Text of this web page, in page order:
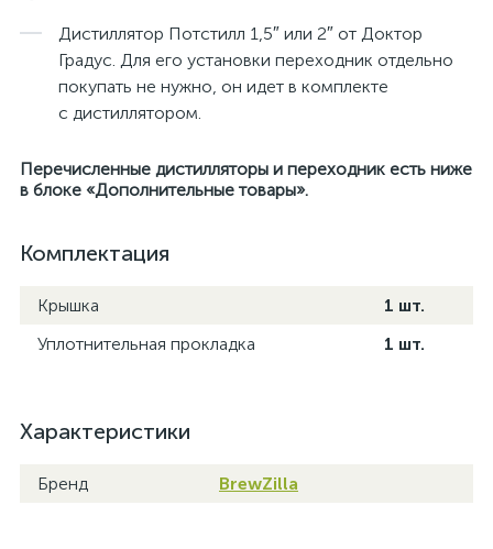
Дистиллятор Потстилл 1,5″ или 2″ от Доктор
Градус. Для его установки переходник отдельно
покупать не нужно, он идет в комплекте
с дистиллятором.
Перечисленные дистилляторы и переходник есть ниже
в блоке «Дополнительные товары».
Комплектация
Крышка
1 шт.
Уплотнительная прокладка
1 шт.
Характеристики
Бренд BrewZilla